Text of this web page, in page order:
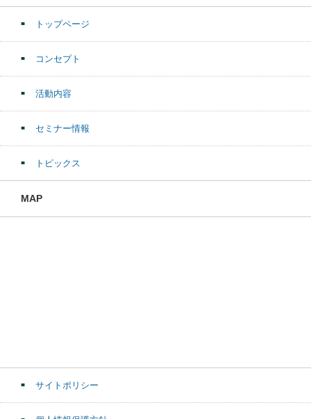
トップページ
コンセプト
活動内容
セミナー情報
トピックス
MAP
サイトポリシー